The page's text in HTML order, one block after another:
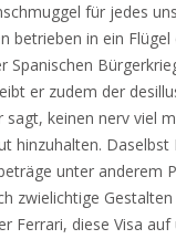
für jedes
betrieben in ein Flügel
Spanischen
er zudem der
sagt, keinen nerv viel
hinzuhalten. Daselbst
unter anderem
zwielichtige
Ferrari, diese Visa auf